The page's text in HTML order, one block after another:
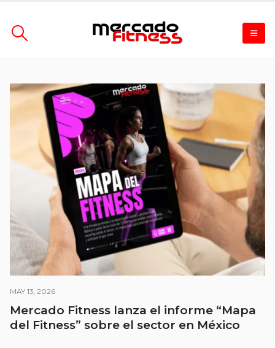
MAY 13, 2026
Mercado Fitness lanza el informe “Mapa
del Fitness” sobre el sector en México